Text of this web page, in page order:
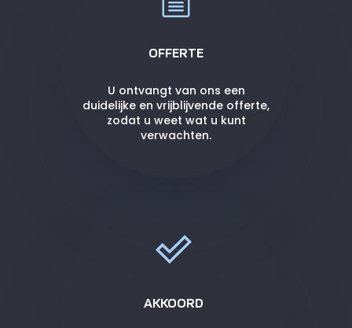
OFFERTE
U ontvangt van ons een
duidelijke en vrijblijvende offerte,
zodat u weet wat u kunt
verwachten.
AKKOORD